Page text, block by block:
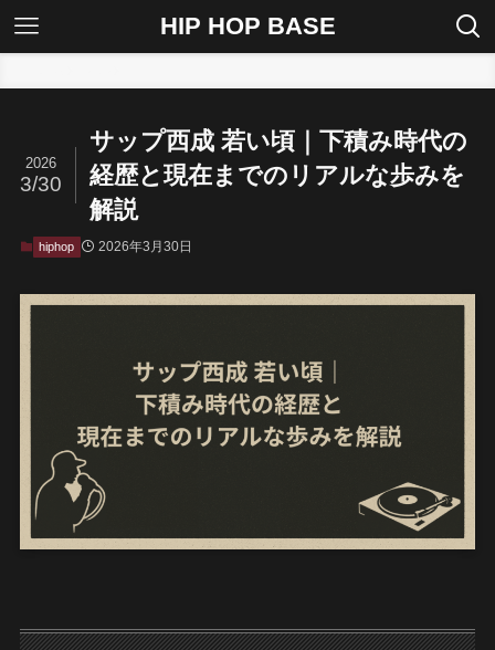
HIP HOP BASE
サップ西成 若い頃｜下積み時代の
経歴と現在までのリアルな歩みを
解説
2026
3/30
hiphop 2026年3月30日